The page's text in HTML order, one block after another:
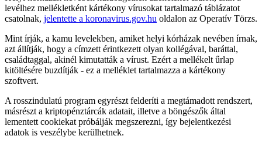
levélhez mellékletként kártékony vírusokat tartalmazó táblázatot
csatolnak, jelentette a koronavirus.gov.hu oldalon az Operatív Törzs.
Mint írják, a kamu levelekben, amiket helyi kórházak nevében írnak,
azt állítják, hogy a címzett érintkezett olyan kollégával, baráttal,
családtaggal, akinél kimutatták a vírust. Ezért a mellékelt űrlap
kitöltésére buzdítják - ez a melléklet tartalmazza a kártékony
szoftvert.
A rosszindulatú program egyrészt felderíti a megtámadott rendszert,
másrészt a kriptopénztárcák adatait, illetve a böngészők által
lementett cookiekat próbálják megszerezni, így bejelentkezési
adatok is veszélybe kerülhetnek.